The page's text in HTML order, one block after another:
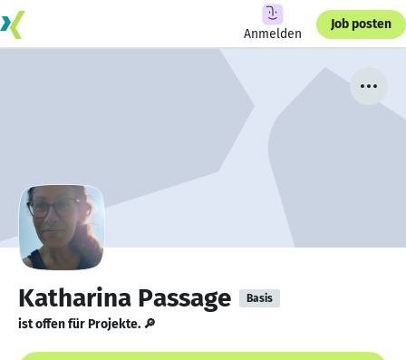
Anmelden
Job posten
Katharina Passage Basis
ist offen für Projekte. 🔎